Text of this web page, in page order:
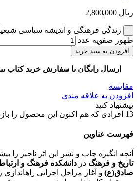
ریال
زندگی فرهنگی و اندیشه سیاسی
ظهور صفویه عدد
افزودن به سبد خرید
ارسال رایگان با سفارش خرید کتاب بیش از 800
مقایسه
افزودن به علاقه مندی
پیشنهاد کنید
13 افرادی که هم اکنون این محصول را
فهرست عناوین
آنچه انگیزه چاپ و نشر این اثر ناچیز را
تاریخ و فرهنگ در دانشکده فرهنگ و
صادق(ع) و آغاز مراحل اجرایی راه‎اندازی رشته مستقل